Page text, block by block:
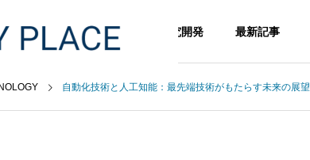
事業内容 研究開発 最新記事
自動化技術と人工知能：最先端技術がもたらす未来の展望